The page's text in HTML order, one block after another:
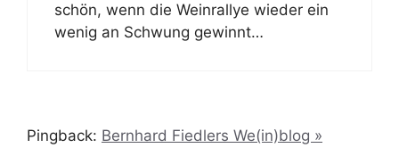
schön, wenn die Weinrallye wieder ein
wenig an Schwung gewinnt…
Pingback: Bernhard Fiedlers We(in)blog »